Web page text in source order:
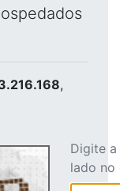
,
Digite
lado no